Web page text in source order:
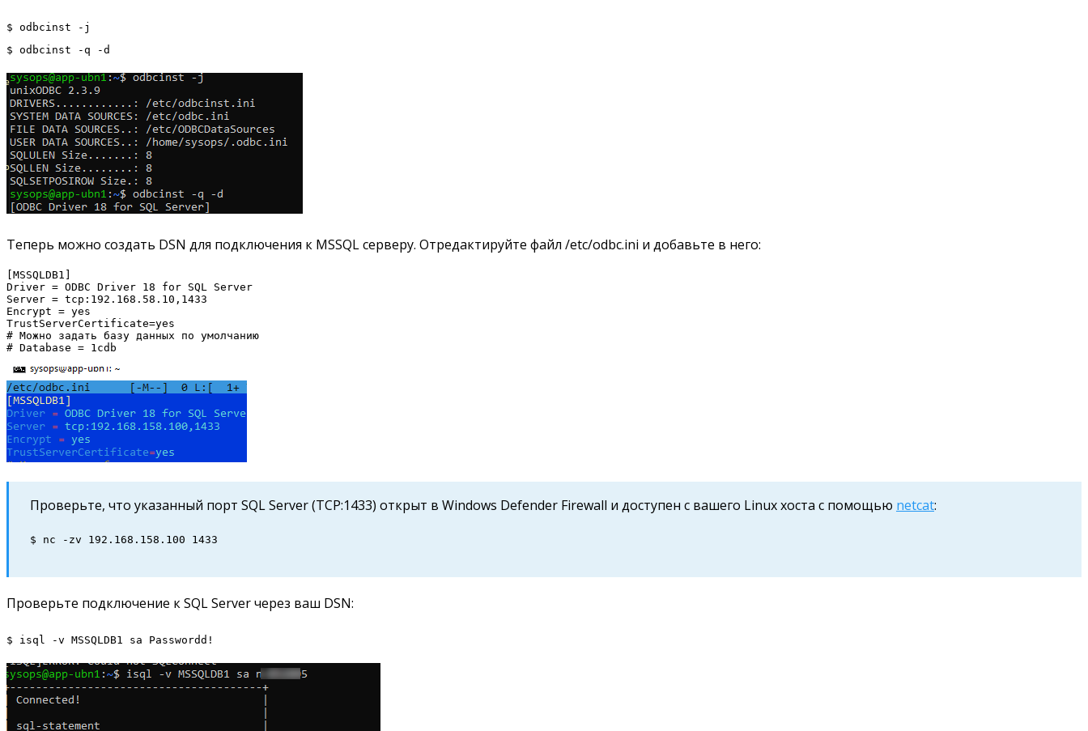
$ odbcinst -j
$ odbcinst -q -d
Теперь можно создать DSN для подключения к MSSQL серверу. Отредактируйте файл /etc/odbc.ini и добавьте в него:
[MSSQLDB1]
Driver = ODBC Driver 18 for SQL Server
Server = tcp:192.168.58.10,1433
Encrypt = yes
TrustServerCertificate=yes
# Можно задать базу данных по умолчанию
Проверьте, что указанный порт SQL Server (TCP:1433) открыт в Windows Defender Firewall и доступен с вашего Linux хоста с помощью netcat:
$ nc -zv 192.168.158.100 1433
Проверьте подключение к SQL Server через ваш DSN:
$ isql -v MSSQLDB1 sa Passwordd!